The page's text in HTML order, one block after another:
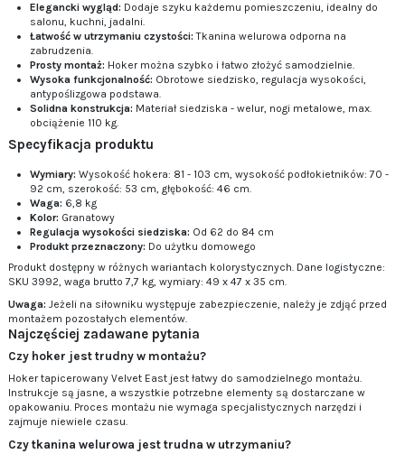
Elegancki wygląd: Dodaje szyku każdemu pomieszczeniu, idealny do
salonu, kuchni, jadalni.
Łatwość w utrzymaniu czystości: Tkanina welurowa odporna na
zabrudzenia.
Prosty montaż: Hoker można szybko i łatwo złożyć samodzielnie.
Wysoka funkcjonalność: Obrotowe siedzisko, regulacja wysokości,
antypoślizgowa podstawa.
Solidna konstrukcja: Materiał siedziska - welur, nogi metalowe, max.
obciążenie 110 kg.
Specyfikacja produktu
Wymiary: Wysokość hokera: 81 - 103 cm, wysokość podłokietników: 70 -
92 cm, szerokość: 53 cm, głębokość: 46 cm.
Waga: 6,8 kg
Kolor: Granatowy
Regulacja wysokości siedziska: Od 62 do 84 cm
Produkt przeznaczony: Do użytku domowego
Produkt dostępny w różnych wariantach kolorystycznych. Dane logistyczne:
SKU 3992, waga brutto 7,7 kg, wymiary: 49 x 47 x 35 cm.
Uwaga: Jeżeli na siłowniku występuje zabezpieczenie, należy je zdjąć przed
montażem pozostałych elementów.
Najczęściej zadawane pytania
Czy hoker jest trudny w montażu?
Hoker tapicerowany Velvet East jest łatwy do samodzielnego montażu.
Instrukcje są jasne, a wszystkie potrzebne elementy są dostarczane w
opakowaniu. Proces montażu nie wymaga specjalistycznych narzędzi i
zajmuje niewiele czasu.
Czy tkanina welurowa jest trudna w utrzymaniu?